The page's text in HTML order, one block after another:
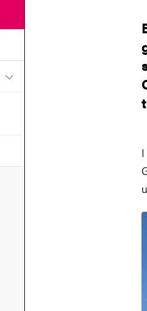
Undermeny för Pressrum